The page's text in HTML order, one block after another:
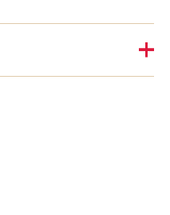
arvio